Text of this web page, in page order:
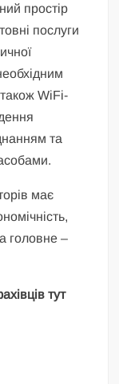
простір
послуги
WiFi-
та
має
головне –
тут